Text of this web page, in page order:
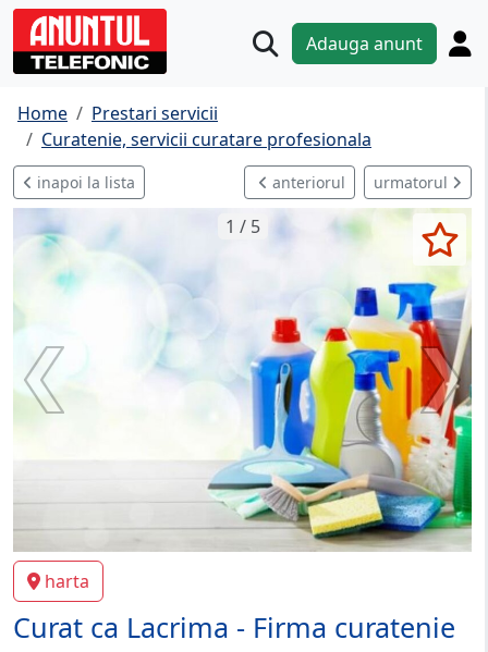
Adauga anunt
Home
Prestari servicii
Curatenie, servicii curatare profesionala
inapoi la lista anteriorul urmatorul
1 / 5
harta
Curat ca Lacrima - Firma curatenie